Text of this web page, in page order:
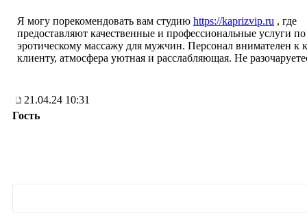
Я могу порекомендовать вам студию https://kaprizvip.ru , где
предоставляют качественные и профессиональные услуги по
эротическому массажу для мужчин. Персонал внимателен к
клиенту, атмосфера уютная и расслабляющая. Не
21.04.24 10:31
Гость